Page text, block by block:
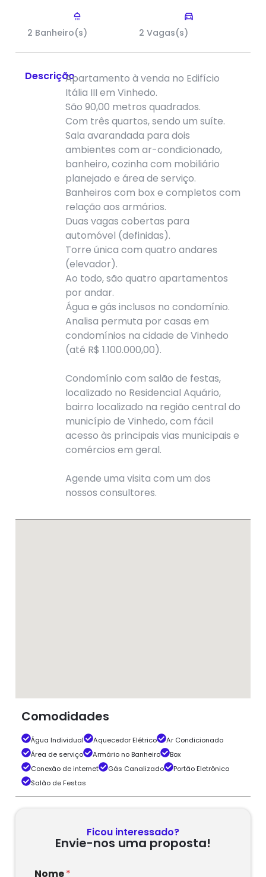
2 Banheiro(s) 2 Vagas(s)
DescriçãoApartamento à venda no Edifício
Itália III em Vinhedo.
São 90,00 metros quadrados.
Com três quartos, sendo um suíte.
Sala avarandada para dois
ambientes com ar-condicionado,
banheiro, cozinha com mobiliário
planejado e área de serviço.
Banheiros com box e completos com
relação aos armários.
Duas vagas cobertas para
automóvel (definidas).
Torre única com quatro andares
(elevador).
Ao todo, são quatro apartamentos
por andar.
Água e gás inclusos no condomínio.
Analisa permuta por casas em
condomínios na cidade de Vinhedo
(até R$ 1.100.000,00).
Condomínio com salão de festas,
localizado no Residencial Aquário,
bairro localizado na região central do
município de Vinhedo, com fácil
acesso às principais vias municipais e
comércios em geral.
Agende uma visita com um dos
nossos consultores.
Comodidades
Água Individual Aquecedor Elétrico
Ar Condicionado
Área de serviço
Armário no Banheiro
Box
Conexão de internet
Gás Canalizado
Portão Eletrônico
Salão de Festas
Ficou interessado?
Envie-nos uma proposta!
Nome*